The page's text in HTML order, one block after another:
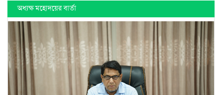
অধ্যক্ষ মহোদয়ের বার্তা